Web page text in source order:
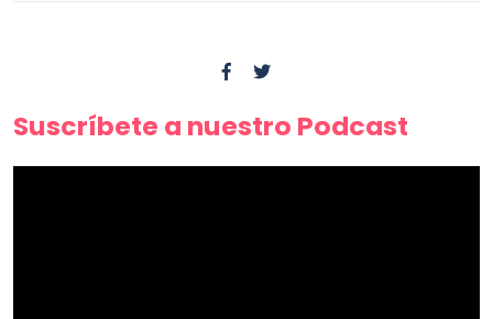
Suscríbete a nuestro Podcast